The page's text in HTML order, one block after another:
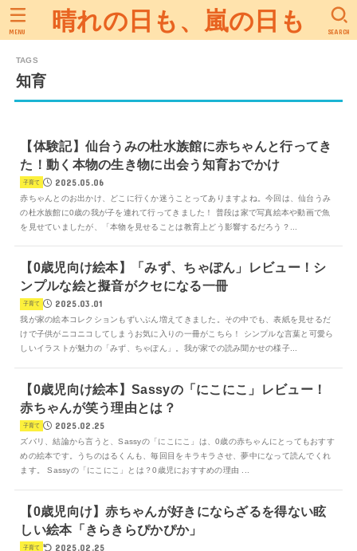
晴れの日も、嵐の日も SEARCH
MENU
知育
【体験記】仙台うみの杜水族館に赤ちゃんと行ってき
た！動く本物の生き物に出会う知育おでかけ
子育て 2025.05.06
赤ちゃんとのお出かけ、どこに行くか迷うことってありますよね。今回は、仙台うみ
の杜水族館に0歳の我が子を連れて行ってきました！ 普段は家で写真絵本や動画で魚
を見せていましたが、「本物を見せることは教育上どう影響するだろう？...
【0歳児向け絵本】「みず、ちゃぽん」レビュー！シ
ンプルな絵と擬音がクセになる一冊
子育て 2025.03.01
我が家の絵本コレクションもずいぶん増えてきました。その中でも、表紙を見せるだ
けで子供がニコニコしてしまうお気に入りの一冊がこちら！ シンプルな言葉と可愛ら
しいイラストが魅力の「みず、ちゃぽん」。我が家での読み聞かせの様子...
【0歳児向け絵本】Sassyの「にこにこ」レビュー！
赤ちゃんが笑う理由とは？
子育て 2025.02.25
ズバリ、結論から言うと、Sassyの「にこにこ」は、0歳の赤ちゃんにとってもおすす
めの絵本です。うちのはるくんも、毎回目をキラキラさせ、夢中になって読んでくれ
ます。 Sassyの「にこにこ」とは？0歳児におすすめの理由 ...
【0歳児向け】赤ちゃんが好きにならざるを得ない眩
しい絵本「きらきらぴかぴか」
子育て 2025.02.25